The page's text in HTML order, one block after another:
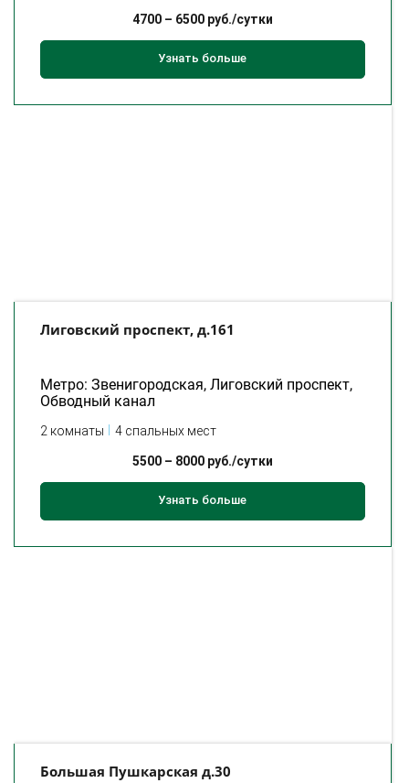
4700– 6500руб./сутки
Узнать больше
Лиговский проспект, д.161
Метро: Звенигородская, Лиговский проспект,
Обводный канал
2 комнаты 4 спальных мест
5500– 8000руб./сутки
Узнать больше
Большая Пушкарская д.30